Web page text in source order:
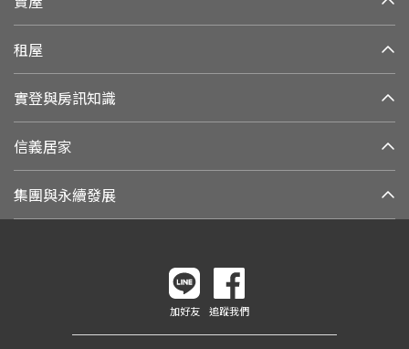
租屋
實登與房訊知識
信義居家
集團與永續發展
加好友 追蹤我們